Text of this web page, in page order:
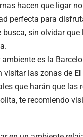
hacen que ligar
perfecta para
busca, sin olvidar
es la
visitar las zonas de
que harán que
te recomiendo